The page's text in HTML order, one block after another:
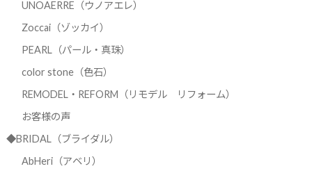
UNOAERRE（ウノアエレ）
Zoccai（ゾッカイ）
PEARL（パール・真珠）
color stone（色石）
REMODEL・REFORM（リモデル リフォーム）
お客様の声
◆BRIDAL（ブライダル）
AbHeri（アベリ）